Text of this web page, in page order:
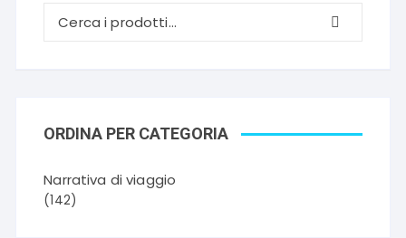
ORDINA PER CATEGORIA
Narrativa di viaggio
(142)